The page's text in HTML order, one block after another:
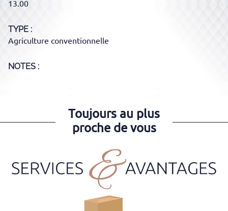
13.00
TYPE
Agriculture conventionnelle
NOTES :
Toujours au plus
proche de vous